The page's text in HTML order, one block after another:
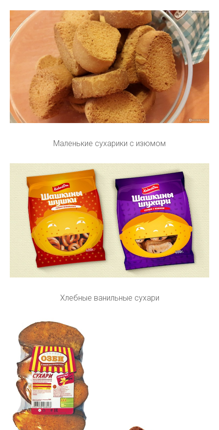
Маленькие сухарики с изюмом
Хлебные ванильные сухари